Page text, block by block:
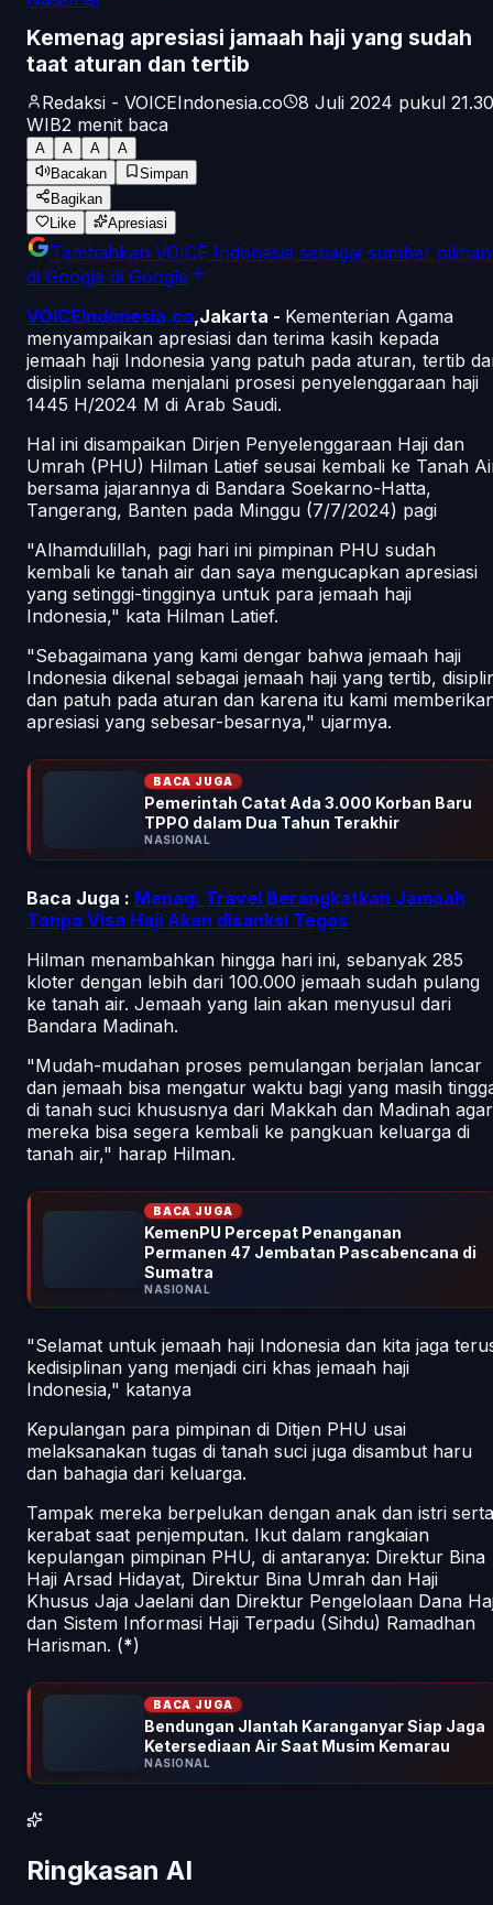
Kemenag apresiasi jamaah haji yang sudah
taat aturan dan tertib
Redaksi - VOICEIndonesia.co
8 Juli 2024 pukul 21.30
WIB2 menit baca
A A A
A
Bacakan
Simpan
Bagikan
Like
Apresiasi
Tambahkan VOICE Indonesia sebagai sumber pilihan
di Google di Google
VOICEIndonesia.co,Jakarta - Kementerian Agama
menyampaikan apresiasi dan terima kasih kepada
jemaah haji Indonesia yang patuh pada aturan, tertib
disiplin selama menjalani prosesi penyelenggaraan haji
1445 H/2024 M di Arab Saudi.
Hal ini disampaikan Dirjen Penyelenggaraan Haji dan
Umrah (PHU) Hilman Latief seusai kembali ke Tanah
bersama jajarannya di Bandara Soekarno-Hatta,
Tangerang, Banten pada Minggu (7/7/2024) pagi
"Alhamdulillah, pagi hari ini pimpinan PHU sudah
kembali ke tanah air dan saya mengucapkan apresiasi
yang setinggi-tingginya untuk para jemaah haji
Indonesia," kata Hilman Latief.
"Sebagaimana yang kami dengar bahwa jemaah haji
Indonesia dikenal sebagai jemaah haji yang tertib,
dan patuh pada aturan dan karena itu kami
apresiasi yang sebesar-besarnya," ujarmya.
BACA JUGA
Pemerintah Catat Ada 3.000 Korban Baru
TPPO dalam Dua Tahun Terakhir
NASIONAL
Baca Juga : Menag: Travel Berangkatkan Jamaah
Tanpa Visa Haji Akan disanksi Tegas
Hilman menambahkan hingga hari ini, sebanyak 285
kloter dengan lebih dari 100.000 jemaah sudah pulang
ke tanah air. Jemaah yang lain akan menyusul dari
Bandara Madinah.
"Mudah-mudahan proses pemulangan berjalan lancar
dan jemaah bisa mengatur waktu bagi yang masih
di tanah suci khususnya dari Makkah dan Madinah agar
mereka bisa segera kembali ke pangkuan keluarga di
tanah air," harap Hilman.
BACA JUGA
KemenPU Percepat Penanganan
Permanen 47 Jembatan Pascabencana di
Sumatra
NASIONAL
"Selamat untuk jemaah haji Indonesia dan kita jaga
kedisiplinan yang menjadi ciri khas jemaah haji
Indonesia," katanya
Kepulangan para pimpinan di Ditjen PHU usai
melaksanakan tugas di tanah suci juga disambut haru
dan bahagia dari keluarga.
Tampak mereka berpelukan dengan anak dan istri serta
kerabat saat penjemputan. Ikut dalam rangkaian
kepulangan pimpinan PHU, di antaranya: Direktur Bina
Haji Arsad Hidayat, Direktur Bina Umrah dan Haji
Khusus Jaja Jaelani dan Direktur Pengelolaan Dana
dan Sistem Informasi Haji Terpadu (Sihdu) Ramadhan
Harisman. (*)
BACA JUGA
Bendungan Jlantah Karanganyar Siap Jaga
Ketersediaan Air Saat Musim Kemarau
NASIONAL
Ringkasan AI